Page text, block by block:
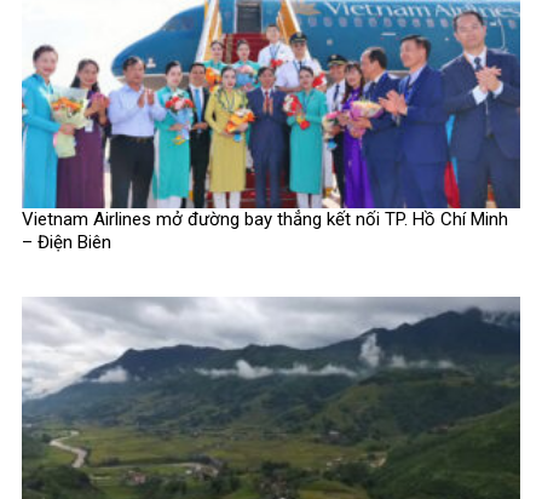
Vietnam Airlines mở đường bay thẳng kết nối TP. Hồ Chí Minh
– Điện Biên